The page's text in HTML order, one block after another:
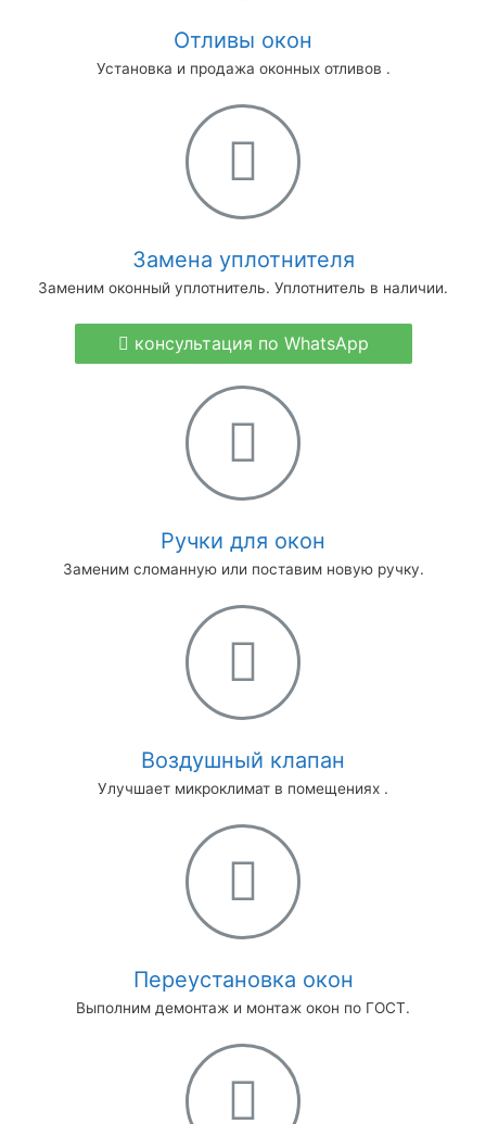
Отливы окон
Установка и продажа оконных отливов .
Замена уплотнителя
Заменим оконный уплотнитель. Уплотнитель в наличии.
консультация по WhatsApp
Ручки для окон
Заменим сломанную или поставим новую ручку.
Воздушный клапан
Улучшает микроклимат в помещениях .
Переустановка окон
Выполним демонтаж и монтаж окон по ГОСТ.